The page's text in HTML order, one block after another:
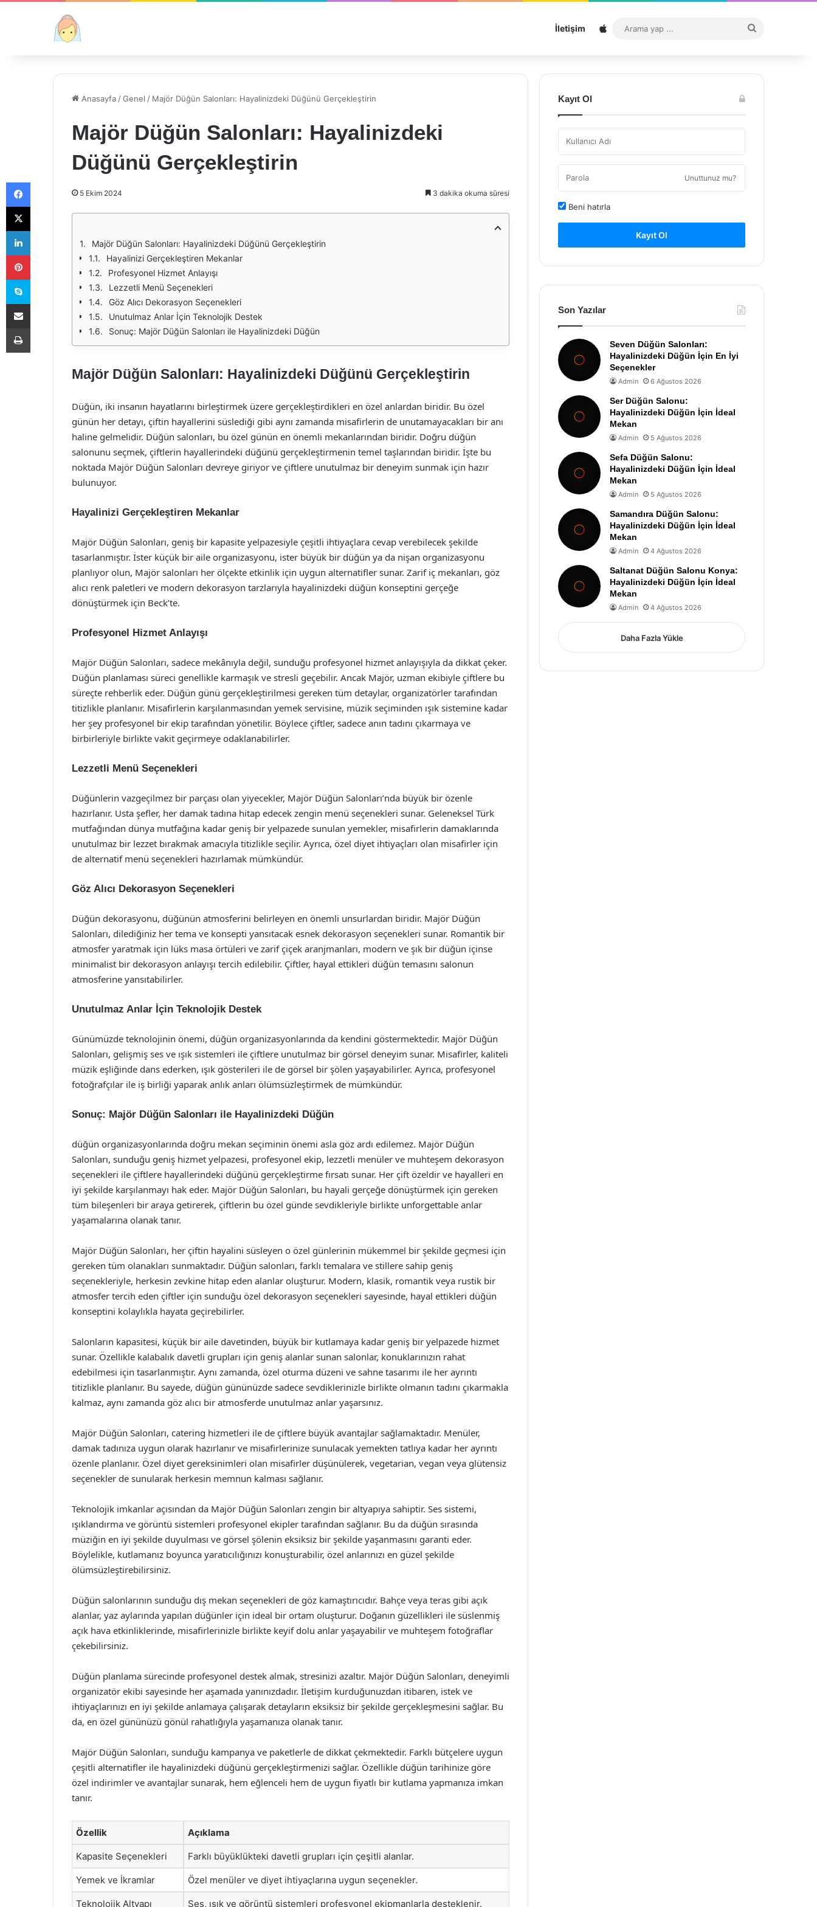
İletişim Sitemap
...
Anasayfa /Genel / Majör Düğün Salonları: Hayalinizdeki Düğünü Gerçekleştirin
Majör Düğün Salonları: Hayalinizdeki
Düğünü Gerçekleştirin
5 Ekim 2024 3 dakika okuma süresi
Majör Düğün Salonları: Hayalinizdeki Düğünü Gerçekleştirin
Hayalinizi Gerçekleştiren Mekanlar
Profesyonel Hizmet Anlayışı
Lezzetli Menü Seçenekleri
Göz Alıcı Dekorasyon Seçenekleri
Unutulmaz Anlar İçin Teknolojik Destek
Sonuç: Majör Düğün Salonları ile Hayalinizdeki Düğün
Majör Düğün Salonları: Hayalinizdeki Düğünü Gerçekleştirin
Düğün, iki insanın hayatlarını birleştirmek üzere gerçekleştirdikleri en özel anlardan biridir. Bu özel
günün her detayı, çiftin hayallerini süslediği gibi aynı zamanda misafirlerin de unutamayacakları bir anı
haline gelmelidir. Düğün salonları, bu özel günün en önemli mekanlarından biridir. Doğru düğün
salonunu seçmek, çiftlerin hayallerindeki düğünü gerçekleştirmenin temel taşlarından biridir. İşte bu
noktada Majör Düğün Salonları devreye giriyor ve çiftlere unutulmaz bir deneyim sunmak için hazır
bulunuyor.
Hayalinizi Gerçekleştiren Mekanlar
Majör Düğün Salonları, geniş bir kapasite yelpazesiyle çeşitli ihtiyaçlara cevap verebilecek şekilde
tasarlanmıştır. İster küçük bir aile organizasyonu, ister büyük bir düğün ya da nişan organizasyonu
planlıyor olun, Majör salonları her ölçekte etkinlik için uygun alternatifler sunar. Zarif iç mekanları, göz
alıcı renk paletleri ve modern dekorasyon tarzlarıyla hayalinizdeki düğün konseptini gerçeğe
dönüştürmek için Beck’te.
Profesyonel Hizmet Anlayışı
Majör Düğün Salonları, sadece mekânıyla değil, sunduğu profesyonel hizmet anlayışıyla da dikkat çeker.
Düğün planlaması süreci genellikle karmaşık ve stresli geçebilir. Ancak Majör, uzman ekibiyle çiftlere bu
süreçte rehberlik eder. Düğün günü gerçekleştirilmesi gereken tüm detaylar, organizatörler tarafından
titizlikle planlanır. Misafirlerin karşılanmasından yemek servisine, müzik seçiminden ışık sistemine kadar
her şey profesyonel bir ekip tarafından yönetilir. Böylece çiftler, sadece anın tadını çıkarmaya ve
birbirleriyle birlikte vakit geçirmeye odaklanabilirler.
Lezzetli Menü Seçenekleri
Düğünlerin vazgeçilmez bir parçası olan yiyecekler, Majör Düğün Salonları’nda büyük bir özenle
hazırlanır. Usta şefler, her damak tadına hitap edecek zengin menü seçenekleri sunar. Geleneksel Türk
mutfağından dünya mutfağına kadar geniş bir yelpazede sunulan yemekler, misafirlerin damaklarında
unutulmaz bir lezzet bırakmak amacıyla titizlikle seçilir. Ayrıca, özel diyet ihtiyaçları olan misafirler için
de alternatif menü seçenekleri hazırlamak mümkündür.
Göz Alıcı Dekorasyon Seçenekleri
Düğün dekorasyonu, düğünün atmosferini belirleyen en önemli unsurlardan biridir. Majör Düğün
Salonları, dilediğiniz her tema ve konsepti yansıtacak esnek dekorasyon seçenekleri sunar. Romantik bir
atmosfer yaratmak için lüks masa örtüleri ve zarif çiçek aranjmanları, modern ve şık bir düğün içinse
minimalist bir dekorasyon anlayışı tercih edilebilir. Çiftler, hayal ettikleri düğün temasını salonun
atmosferine yansıtabilirler.
Unutulmaz Anlar İçin Teknolojik Destek
Günümüzde teknolojinin önemi, düğün organizasyonlarında da kendini göstermektedir. Majör Düğün
Salonları, gelişmiş ses ve ışık sistemleri ile çiftlere unutulmaz bir görsel deneyim sunar. Misafirler, kaliteli
müzik eşliğinde dans ederken, ışık gösterileri ile de görsel bir şölen yaşayabilirler. Ayrıca, profesyonel
fotoğrafçılar ile iş birliği yaparak anlık anları ölümsüzleştirmek de mümkündür.
Sonuç: Majör Düğün Salonları ile Hayalinizdeki Düğün
düğün organizasyonlarında doğru mekan seçiminin önemi asla göz ardı edilemez. Majör Düğün
Salonları, sunduğu geniş hizmet yelpazesi, profesyonel ekip, lezzetli menüler ve muhteşem dekorasyon
seçenekleri ile çiftlere hayallerindeki düğünü gerçekleştirme fırsatı sunar. Her çift özeldir ve hayalleri en
iyi şekilde karşılanmayı hak eder. Majör Düğün Salonları, bu hayali gerçeğe dönüştürmek için gereken
tüm bileşenleri bir araya getirerek, çiftlerin bu özel günde sevdikleriyle birlikte unforgettable anlar
yaşamalarına olanak tanır.
Majör Düğün Salonları, her çiftin hayalini süsleyen o özel günlerinin mükemmel bir şekilde geçmesi için
gereken tüm olanakları sunmaktadır. Düğün salonları, farklı temalara ve stillere sahip geniş
seçenekleriyle, herkesin zevkine hitap eden alanlar oluşturur. Modern, klasik, romantik veya rustik bir
atmosfer tercih eden çiftler için sunduğu özel dekorasyon seçenekleri sayesinde, hayal ettikleri düğün
konseptini kolaylıkla hayata geçirebilirler.
Salonların kapasitesi, küçük bir aile davetinden, büyük bir kutlamaya kadar geniş bir yelpazede hizmet
sunar. Özellikle kalabalık davetli grupları için geniş alanlar sunan salonlar, konuklarınızın rahat
edebilmesi için tasarlanmıştır. Aynı zamanda, özel oturma düzeni ve sahne tasarımı ile her ayrıntı
titizlikle planlanır. Bu sayede, düğün gününüzde sadece sevdiklerinizle birlikte olmanın tadını çıkarmakla
kalmaz, aynı zamanda göz alıcı bir atmosferde unutulmaz anlar yaşarsınız.
Majör Düğün Salonları, catering hizmetleri ile de çiftlere büyük avantajlar sağlamaktadır. Menüler,
damak tadınıza uygun olarak hazırlanır ve misafirlerinize sunulacak yemekten tatlıya kadar her ayrıntı
özenle planlanır. Özel diyet gereksinimleri olan misafirler düşünülerek, vegetarian, vegan veya glütensiz
seçenekler de sunularak herkesin memnun kalması sağlanır.
Teknolojik imkanlar açısından da Majör Düğün Salonları zengin bir altyapıya sahiptir. Ses sistemi,
ışıklandırma ve görüntü sistemleri profesyonel ekipler tarafından sağlanır. Bu da düğün sırasında
müziğin en iyi şekilde duyulması ve görsel şölenin eksiksiz bir şekilde yaşanmasını garanti eder.
Böylelikle, kutlamanız boyunca yaratıcılığınızı konuşturabilir, özel anlarınızı en güzel şekilde
ölümsüzleştirebilirsiniz.
Düğün salonlarının sunduğu dış mekan seçenekleri de göz kamaştırıcıdır. Bahçe veya teras gibi açık
alanlar, yaz aylarında yapılan düğünler için ideal bir ortam oluşturur. Doğanın güzellikleri ile süslenmiş
açık hava etkinliklerinde, misafirlerinizle birlikte keyif dolu anlar yaşayabilir ve muhteşem fotoğraflar
çekebilirsiniz.
Düğün planlama sürecinde profesyonel destek almak, stresinizi azaltır. Majör Düğün Salonları, deneyimli
organizatör ekibi sayesinde her aşamada yanınızdadır. İletişim kurduğunuzdan itibaren, istek ve
ihtiyaçlarınızı en iyi şekilde anlamaya çalışarak detayların eksiksiz bir şekilde gerçekleşmesini sağlar. Bu
da, en özel gününüzü gönül rahatlığıyla yaşamanıza olanak tanır.
Majör Düğün Salonları, sunduğu kampanya ve paketlerle de dikkat çekmektedir. Farklı bütçelere uygun
çeşitli alternatifler ile hayalinizdeki düğünü gerçekleştirmenizi sağlar. Özellikle düğün tarihinize göre
özel indirimler ve avantajlar sunarak, hem eğlenceli hem de uygun fiyatlı bir kutlama yapmanıza imkan
tanır.
Özellik Açıklama
Kapasite Seçenekleri Farklı büyüklükteki davetli grupları için çeşitli alanlar.
Yemek ve İkramlar Özel menüler ve diyet ihtiyaçlarına uygun seçenekler.
Teknolojik Altyapı Ses, ışık ve görüntü sistemleri profesyonel ekipmanlarla desteklenir.
Kayıt Ol
Unuttunuz mu?
Beni hatırla
Kayıt Ol
Son Yazılar
Seven Düğün Salonları:
Hayalinizdeki Düğün İçin En İyi
Seçenekler
Admin 6 Ağustos 2026
Ser Düğün Salonu:
Hayalinizdeki Düğün İçin İdeal
Mekan
Admin 5 Ağustos 2026
Sefa Düğün Salonu:
Hayalinizdeki Düğün İçin İdeal
Mekan
Admin 5 Ağustos 2026
Samandıra Düğün Salonu:
Hayalinizdeki Düğün İçin İdeal
Mekan
Admin 4 Ağustos 2026
Saltanat Düğün Salonu Konya:
Hayalinizdeki Düğün İçin İdeal
Mekan
Admin 4 Ağustos 2026
Daha Fazla Yükle
Facebook
X
LinkedIn
Pinterest
Skype
E-Posta ile paylaş